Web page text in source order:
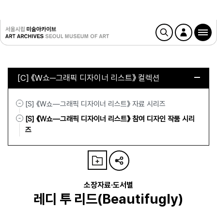
[C] 《W쇼─그래픽 디자이너 리스트》 컬렉션
[S] 《W쇼—그래픽 디자이너 리스트》 자료 시리즈
[S] 《W쇼—그래픽 디자이너 리스트》 참여 디자인 작품 시리
즈
소장자료·도서별
레디 투 리드(Beautifugly)